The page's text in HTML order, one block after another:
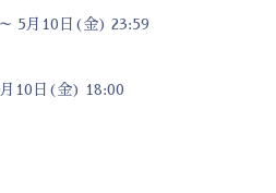
5月10日(金) 23:59
10日(金) 18:00